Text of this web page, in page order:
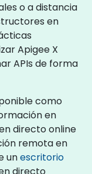
o a distancia
en
Apigee X
APIs de forma
como
en
directo online
remota en
unescritorio